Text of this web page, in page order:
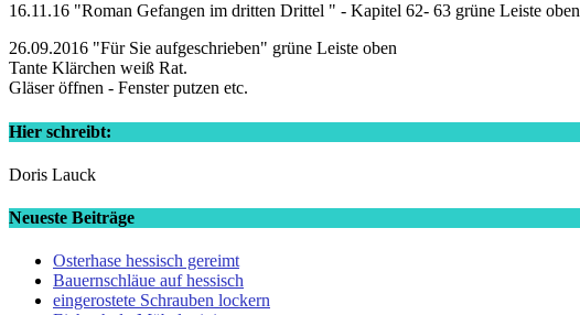
16.11.16 "Roman Gefangen im dritten Drittel " - Kapitel 62- 63 grüne Leiste oben
26.09.2016 "Für Sie aufgeschrieben" grüne Leiste oben
Tante Klärchen weiß Rat.
Gläser öffnen - Fenster putzen etc.
Hier schreibt:
Doris Lauck
Neueste Beiträge
Osterhase hessisch gereimt
Bauernschläue auf hessisch
eingerostete Schrauben lockern